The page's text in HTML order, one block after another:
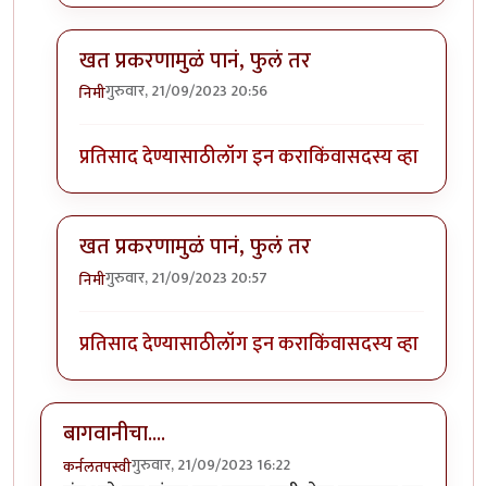
खत प्रकरणामुळं पानं, फुलं तर
निमीगुरुवार, 21/09/2023 20:56
प्रतिसाद देण्यासाठीलॉग इन कराकिंवासदस्य व्हा
खत प्रकरणामुळं पानं, फुलं तर
निमीगुरुवार, 21/09/2023 20:57
प्रतिसाद देण्यासाठीलॉग इन कराकिंवासदस्य व्हा
बागवानीचा....
कर्नलतपस्वीगुरुवार, 21/09/2023 16:22